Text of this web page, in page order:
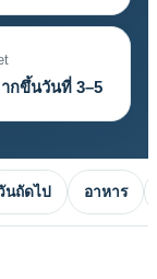
กขึ้นวันที่ 3–5
นถัดไป อาหาร